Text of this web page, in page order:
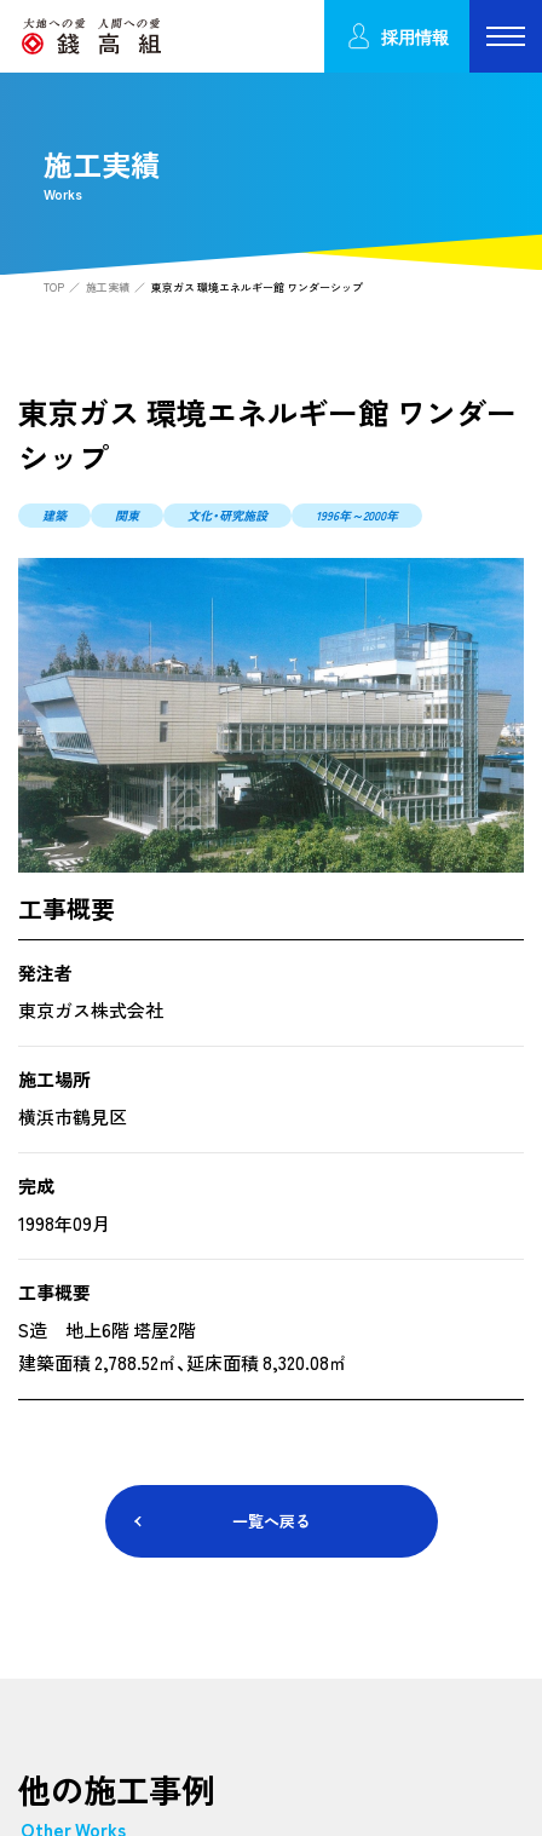
採用情報
施工実績
Works
TOP 施工実績 東京ガス 環境エネルギー館 ワンダーシップ
東京ガス 環境エネルギー館 ワンダー
シップ
建築 関東 文化・研究施設 1996年～2000年
工事概要
発注者
東京ガス株式会社
施工場所
横浜市鶴見区
完成
1998年09月
工事概要
S造 地上6階 塔屋2階
建築面積 2,788.52㎡、延床面積 8,320.08㎡
一覧へ戻る
他の施工事例
Other Works